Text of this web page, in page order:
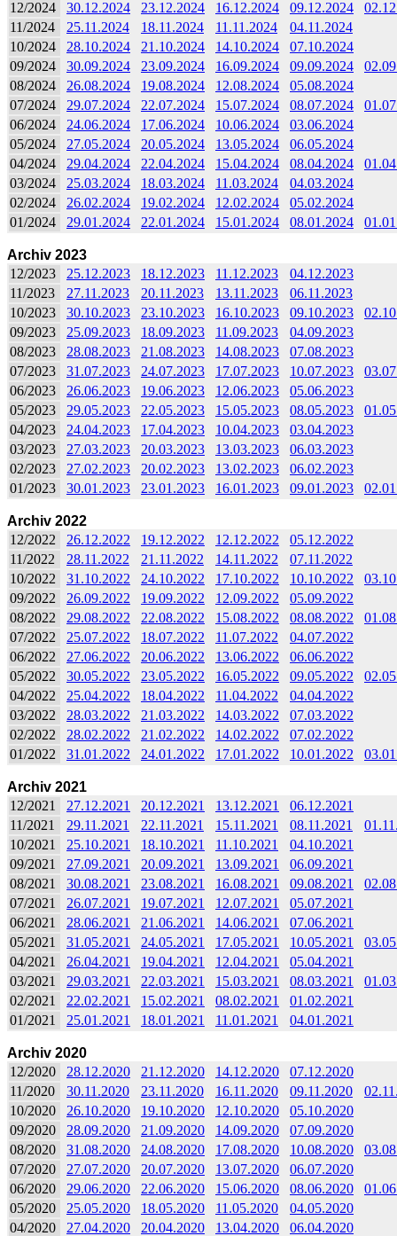
12/2024
30.12.2024 23.12.2024 16.12.2024 09.12.2024
11/2024
25.11.2024 18.11.2024 11.11.2024
04.11.2024
10/2024
28.10.2024 21.10.2024 14.10.2024
07.10.2024
09/2024
30.09.2024 23.09.2024 16.09.2024 09.09.2024
08/2024
26.08.2024 19.08.2024 12.08.2024
05.08.2024
07/2024
29.07.2024 22.07.2024 15.07.2024 08.07.2024
06/2024
24.06.2024 17.06.2024 10.06.2024
03.06.2024
05/2024
27.05.2024 20.05.2024 13.05.2024
06.05.2024
04/2024
29.04.2024 22.04.2024 15.04.2024 08.04.2024
03/2024
25.03.2024 18.03.2024 11.03.2024
04.03.2024
02/2024
26.02.2024 19.02.2024 12.02.2024
05.02.2024
01/2024
29.01.2024 22.01.2024 15.01.2024 08.01.2024
Archiv 2023
12/2023
25.12.2023 18.12.2023 11.12.2023
04.12.2023
11/2023
27.11.2023 20.11.2023 13.11.2023
06.11.2023
10/2023
30.10.2023 23.10.2023 16.10.2023 09.10.2023
09/2023
25.09.2023 18.09.2023 11.09.2023
04.09.2023
08/2023
28.08.2023 21.08.2023 14.08.2023
07.08.2023
07/2023
31.07.2023 24.07.2023 17.07.2023 10.07.2023
06/2023
26.06.2023 19.06.2023 12.06.2023
05.06.2023
05/2023
29.05.2023 22.05.2023 15.05.2023 08.05.2023
04/2023
24.04.2023 17.04.2023 10.04.2023
03.04.2023
03/2023
27.03.2023 20.03.2023 13.03.2023
06.03.2023
02/2023
27.02.2023 20.02.2023 13.02.2023
06.02.2023
01/2023
30.01.2023 23.01.2023 16.01.2023 09.01.2023
Archiv 2022
12/2022
26.12.2022 19.12.2022 12.12.2022
05.12.2022
11/2022
28.11.2022 21.11.2022 14.11.2022
07.11.2022
10/2022
31.10.2022 24.10.2022 17.10.2022 10.10.2022
09/2022
26.09.2022 19.09.2022 12.09.2022
05.09.2022
08/2022
29.08.2022 22.08.2022 15.08.2022 08.08.2022
07/2022
25.07.2022 18.07.2022 11.07.2022
04.07.2022
06/2022
27.06.2022 20.06.2022 13.06.2022
06.06.2022
05/2022
30.05.2022 23.05.2022 16.05.2022 09.05.2022
04/2022
25.04.2022 18.04.2022 11.04.2022
04.04.2022
03/2022
28.03.2022 21.03.2022 14.03.2022
07.03.2022
02/2022
28.02.2022 21.02.2022 14.02.2022
07.02.2022
01/2022
31.01.2022 24.01.2022 17.01.2022 10.01.2022
Archiv 2021
12/2021
27.12.2021 20.12.2021 13.12.2021
06.12.2021
11/2021
29.11.2021 22.11.2021 15.11.2021 08.11.2021
10/2021
25.10.2021 18.10.2021 11.10.2021
04.10.2021
09/2021
27.09.2021 20.09.2021 13.09.2021
06.09.2021
08/2021
30.08.2021 23.08.2021 16.08.2021 09.08.2021
07/2021
26.07.2021 19.07.2021 12.07.2021
05.07.2021
06/2021
28.06.2021 21.06.2021 14.06.2021
07.06.2021
05/2021
31.05.2021 24.05.2021 17.05.2021 10.05.2021
04/2021
26.04.2021 19.04.2021 12.04.2021
05.04.2021
03/2021
29.03.2021 22.03.2021 15.03.2021 08.03.2021
02/2021
22.02.2021 15.02.2021 08.02.2021
01.02.2021
01/2021
25.01.2021 18.01.2021 11.01.2021 04.01.2021
Archiv 2020
12/2020
28.12.2020 21.12.2020 14.12.2020
07.12.2020
11/2020
30.11.2020 23.11.2020 16.11.2020 09.11.2020
10/2020
26.10.2020 19.10.2020 12.10.2020
05.10.2020
09/2020
28.09.2020 21.09.2020 14.09.2020
07.09.2020
08/2020
31.08.2020 24.08.2020 17.08.2020 10.08.2020
07/2020
27.07.2020 20.07.2020 13.07.2020
06.07.2020
06/2020
29.06.2020 22.06.2020 15.06.2020 08.06.2020
05/2020
25.05.2020 18.05.2020 11.05.2020
04.05.2020
04/2020
27.04.2020 20.04.2020 13.04.2020
06.04.2020